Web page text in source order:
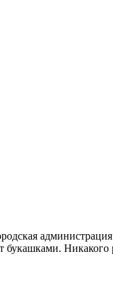
Никакого